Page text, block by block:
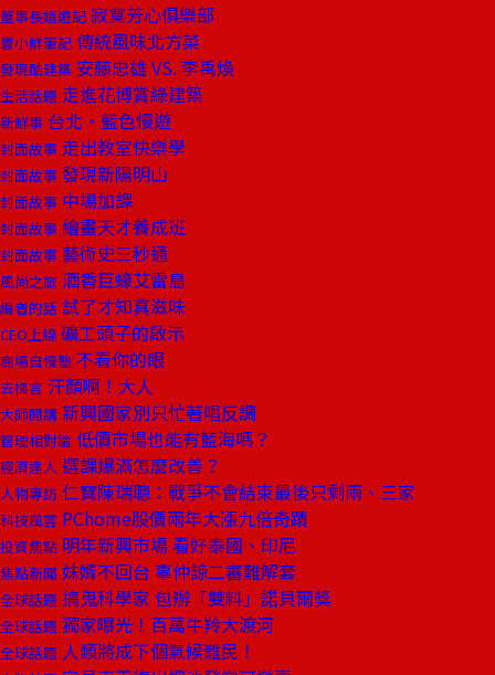
董事長嬉遊記 寂寞芳心俱樂部
嘗小鮮筆記 傳統風味北方菜
發現酷建築 安藤忠雄 VS. 李禹煥
生活話題 走進花博賞綠建築
新鮮事 台北‧藍色慢遊
封面故事 走出教室快樂學
封面故事 發現新陽明山
封面故事 中場加課
封面故事 繪畫天才養成班
封面故事 藝術史三秒通
風尚之旅 酒香巨蠔艾雷島
編者的話 試了才知真滋味
CEO上線 礦工頭子的啟示
商場自慢塾 不看你的眼
去梯言 汗顏啊！大人
大師開講 新興國家別只忙著唱反調
管理相對論 低價市場也能有藍海嗎？
經濟達人 選課爆滿怎麼改善？
人物專訪 仁寶陳瑞聰：戰爭不會結束最後只剩兩、三家
科技風雲 PChome股價兩年大漲九倍奇蹟
投資焦點 明年新興市場 看好泰國、印尼
焦點新聞 妹婿不回台 辜仲諒二審難解套
全球話題 搞鬼科學家 包辦「雙料」諾貝爾獎
全球話題 獨家曝光！百萬牛羚大渡河
全球話題 人類將成下個氣候難民！